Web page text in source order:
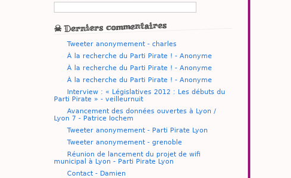
☠ Derniers commentaires
Tweeter anonymement - charles
À la recherche du Parti Pirate ! - Anonyme
À la recherche du Parti Pirate ! - Anonyme
À la recherche du Parti Pirate ! - Anonyme
Interview : « Législatives 2012 : Les débuts du
Parti Pirate » - veilleurnuit
Avancement des données ouvertes à Lyon /
Lyon 7 - Patrice Iochem
Tweeter anonymement - Parti Pirate Lyon
Tweeter anonymement - grenoble
Réunion de lancement du projet de wifi
municipal à Lyon - Parti Pirate Lyon
Contact - Damien